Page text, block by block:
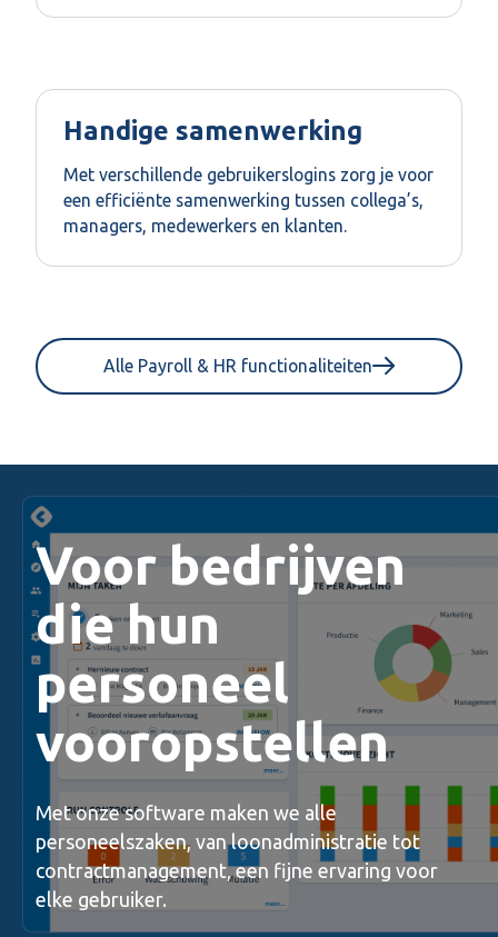
Handige samenwerking
Met verschillende gebruikerslogins zorg je voor
een efficiënte samenwerking tussen collega’s,
managers, medewerkers en klanten.
Alle Payroll & HR functionaliteiten
Voor bedrijven
die hun
personeel
vooropstellen
Met onze software maken we alle
personeelszaken, van loonadministratie tot
contractmanagement, een fijne ervaring voor
elke gebruiker.